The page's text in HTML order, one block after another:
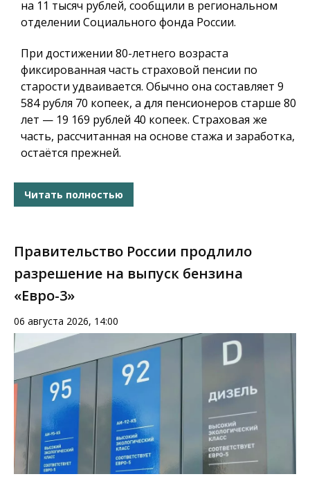
на 11 тысяч рублей, сообщили в региональном
отделении Социального фонда России.
При достижении 80-летнего возраста
фиксированная часть страховой пенсии по
старости удваивается. Обычно она составляет 9
584 рубля 70 копеек, а для пенсионеров старше 80
лет — 19 169 рублей 40 копеек. Страховая же
часть, рассчитанная на основе стажа и заработка,
остаётся прежней.
Читать полностью
Правительство России продлило
разрешение на выпуск бензина
«Евро-3»
06 августа 2026, 14:00